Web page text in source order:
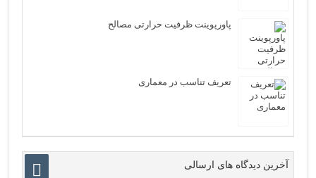
پاورپوینت ظرفیت حرارتی مصالح
تعریف تناسب در معماری
آخرین دیدگاه های ارسالی